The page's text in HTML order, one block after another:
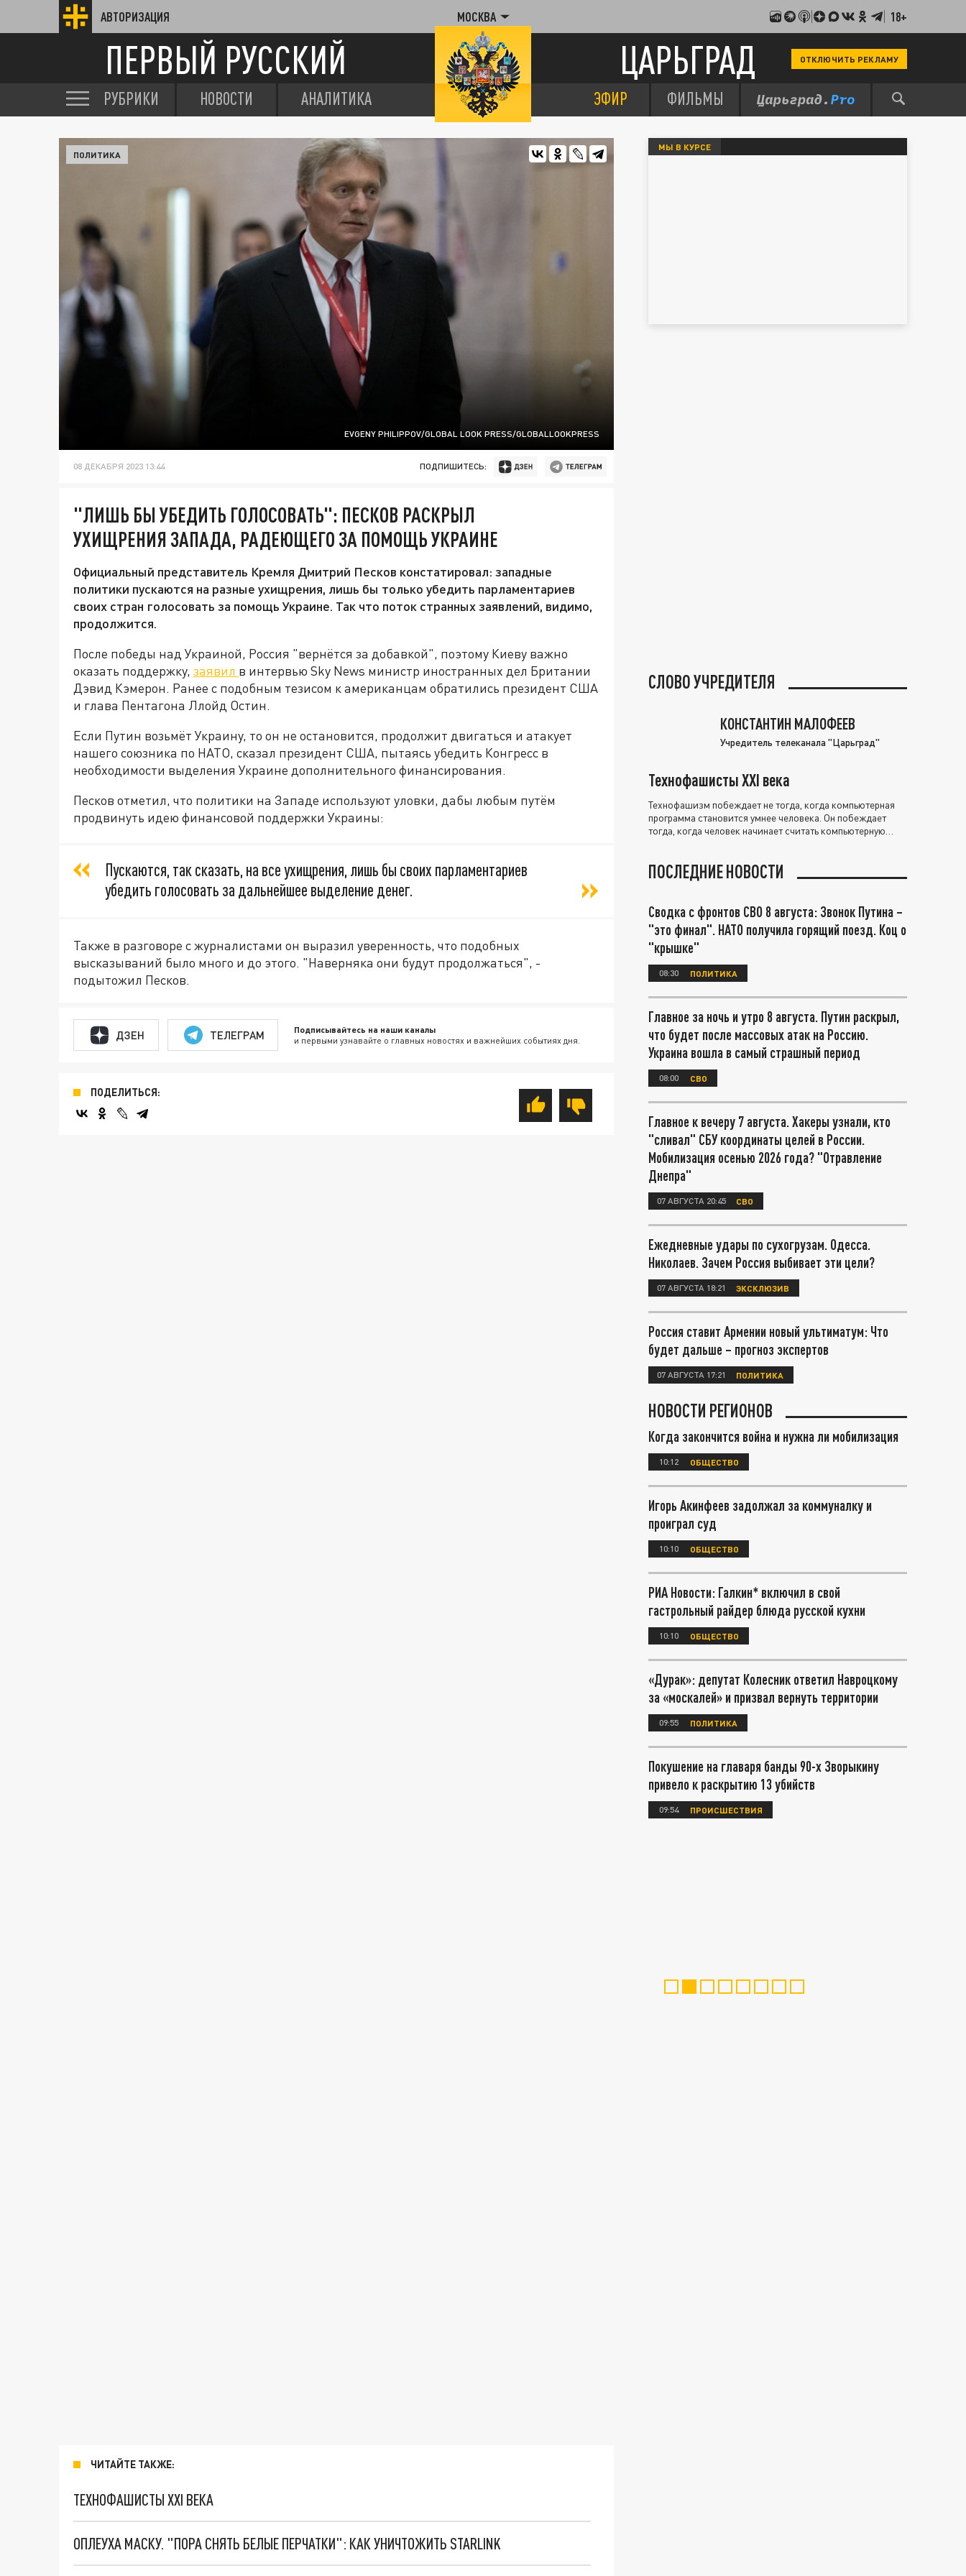
АВТОРИЗАЦИЯ МОСКВА 18+
ПЕРВЫЙ РУССКИЙ ЦАРЬГРАД ОТКЛЮЧИТЬ РЕКЛАМУ
РУБРИКИ НОВОСТИ АНАЛИТИКА ЭФИР ФИЛЬМЫ
EVGENY PHILIPPOV/GLOBAL LOOK PRESS/GLOBALLOOKPRESS
ПОЛИТИКА
08 ДЕКАБРЯ 2023 13:44 ПОДПИШИТЕСЬ:
"ЛИШЬ БЫ УБЕДИТЬ ГОЛОСОВАТЬ": ПЕСКОВ РАСКРЫЛ
УХИЩРЕНИЯ ЗАПАДА, РАДЕЮЩЕГО ЗА ПОМОЩЬ УКРАИНЕ
Официальный представитель Кремля Дмитрий Песков констатировал: западные
политики пускаются на разные ухищрения, лишь бы только убедить парламентариев
своих стран голосовать за помощь Украине. Так что поток странных заявлений, видимо,
продолжится.
После победы над Украиной, Россия "вернётся за добавкой", поэтому Киеву важно
оказать поддержку, заявил в интервью Sky News министр иностранных дел Британии
Дэвид Кэмерон. Ранее с подобным тезисом к американцам обратились президент США
и глава Пентагона Ллойд Остин.
Если Путин возьмёт Украину, то он не остановится, продолжит двигаться и атакует
нашего союзника по НАТО, сказал президент США, пытаясь убедить Конгресс в
необходимости выделения Украине дополнительного финансирования.
Песков отметил, что политики на Западе используют уловки, дабы любым путём
продвинуть идею финансовой поддержки Украины:
Пускаются, так сказать, на все ухищрения, лишь бы своих парламентариев
убедить голосовать за дальнейшее выделение денег.
Также в разговоре с журналистами он выразил уверенность, что подобных
высказываний было много и до этого. "Наверняка они будут продолжаться", -
подытожил Песков.
ДЗЕН ТЕЛЕГРАМ Подписывайтесь на наши каналы
и первыми узнавайте о главных новостях и важнейших событиях дня.
ПОДЕЛИТЬСЯ:
ЧИТАЙТЕ ТАКЖЕ:
ТЕХНОФАШИСТЫ XXI ВЕКА
ОПЛЕУХА МАСКУ. "ПОРА СНЯТЬ БЕЛЫЕ ПЕРЧАТКИ": КАК УНИЧТОЖИТЬ STARLINK
МЫ В КУРСЕ
СЛОВО УЧРЕДИТЕЛЯ
КОНСТАНТИН МАЛОФЕЕВ
Учредитель телеканала "Царьград"
Технофашисты XXI века
Технофашизм побеждает не тогда, когда компьютерная
программа становится умнее человека. Он побеждает
тогда, когда человек начинает считать компьютерную
ПОСЛЕДНИЕ НОВОСТИ
Сводка с фронтов СВО 8 августа: Звонок Путина –
"это финал". НАТО получила горящий поезд. Коц о
"крышке"
08:30 ПОЛИТИКА
Главное за ночь и утро 8 августа. Путин раскрыл,
что будет после массовых атак на Россию.
Украина вошла в самый страшный период
08:00 СВО
Главное к вечеру 7 августа. Хакеры узнали, кто
"сливал" СБУ координаты целей в России.
Мобилизация осенью 2026 года? "Отравление
Днепра"
07 АВГУСТА 20:45 СВО
Ежедневные удары по сухогрузам. Одесса.
Николаев. Зачем Россия выбивает эти цели?
07 АВГУСТА 18:21 ЭКСКЛЮЗИВ
Россия ставит Армении новый ультиматум: Что
будет дальше – прогноз экспертов
07 АВГУСТА 17:21 ПОЛИТИКА
НОВОСТИ РЕГИОНОВ
Когда закончится война и нужна ли мобилизация
10:12 ОБЩЕСТВО
Игорь Акинфеев задолжал за коммуналку и
проиграл суд
10:10 ОБЩЕСТВО
РИА Новости: Галкин* включил в свой
гастрольный райдер блюда русской кухни
10:10 ОБЩЕСТВО
«Дурак»: депутат Колесник ответил Навроцкому
за «москалей» и призвал вернуть территории
09:55 ПОЛИТИКА
Покушение на главаря банды 90-х Зворыкину
привело к раскрытию 13 убийств
09:54 ПРОИСШЕСТВИЯ